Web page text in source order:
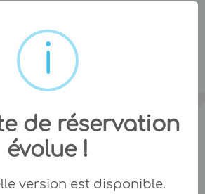
de réservation
évolue !
version est disponible.